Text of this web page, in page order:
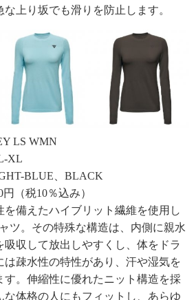
上り坂でも滑りを防止します。
LS WMN
XL
BLUE、BLACK
円（税10％込み）
備えたハイブリット繊維を使用し
ツ。その特殊な構造は、内側に親水
収して放出しやすくし、体をドラ
は疎水性の特性があり、汗や湿気を
す。伸縮性に優れたニット構造を採
な体格の人にもフィットし、あらゆ